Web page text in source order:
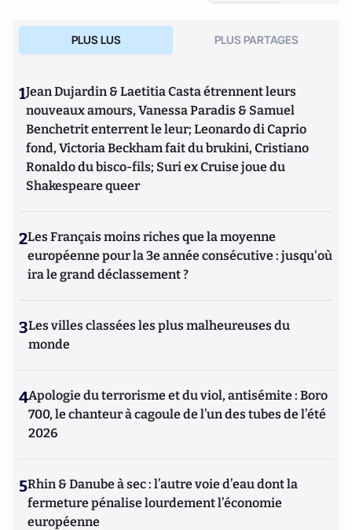
PLUS LUS PLUS PARTAGES
1Jean Dujardin & Laetitia Casta étrennent leurs
nouveaux amours, Vanessa Paradis & Samuel
Benchetrit enterrent le leur; Leonardo di Caprio
fond, Victoria Beckham fait du brukini, Cristiano
Ronaldo du bisco-fils; Suri ex Cruise joue du
Shakespeare queer
2Les Français moins riches que la moyenne
européenne pour la 3e année consécutive : jusqu'où
ira le grand déclassement ?
3Les villes classées les plus malheureuses du
monde
4Apologie du terrorisme et du viol, antisémite : Boro
700, le chanteur à cagoule de l’un des tubes de l’été
2026
5Rhin & Danube à sec : l’autre voie d’eau dont la
fermeture pénalise lourdement l’économie
européenne